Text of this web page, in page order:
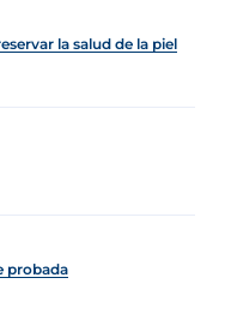
la salud de la piel
probada